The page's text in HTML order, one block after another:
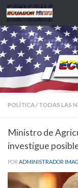
Saltar al contenido
POLÍTICA/ TODAS LAS
Ministro de
investigue
POR ADMINISTRADOR